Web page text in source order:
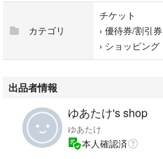
脱毛器
スチーマー
カテゴリ
チケット
› 優待券/割引券
› ショッピング
出品者情報
ゆあたけ's shop
ゆあたけ
本人確認済